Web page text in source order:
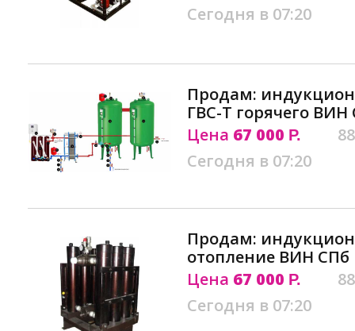
Сегодня в 07:20
Продам:
ГВС-Т горячего
Цена 67 000 Р.
Сегодня в 07:20
Продам:
отопление ВИН СПб
Цена 67 000 Р.
Сегодня в 07:20